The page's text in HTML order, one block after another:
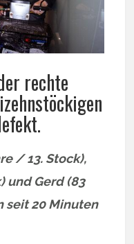
rechte
/ 13. Stock),
und Gerd (83
seit 20 Minuten